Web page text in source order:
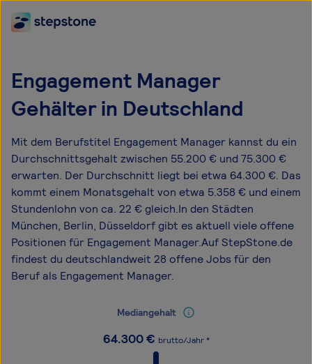
Engagement Manager
Gehälter in Deutschland
Mit dem Berufstitel Engagement Manager kannst du ein
Durchschnittsgehalt zwischen 55.200 € und 75.300 €
erwarten. Der Durchschnitt liegt bei etwa 64.300 €. Das
kommt einem Monatsgehalt von etwa 5.358 € und einem
Stundenlohn von ca. 22 € gleich.In den Städten
München, Berlin, Düsseldorf gibt es aktuell viele offene
Positionen für Engagement Manager.Auf StepStone.de
findest du deutschlandweit 28 offene Jobs für den
Beruf als Engagement Manager.
Mediangehalt
64.300€ brutto/Jahr *